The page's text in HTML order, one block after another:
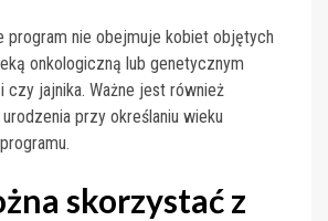
program nie obejmuje kobiet objętych
onkologiczną lub genetycznym
czy jajnika. Ważne jest również
przy określaniu wieku
skorzystać z